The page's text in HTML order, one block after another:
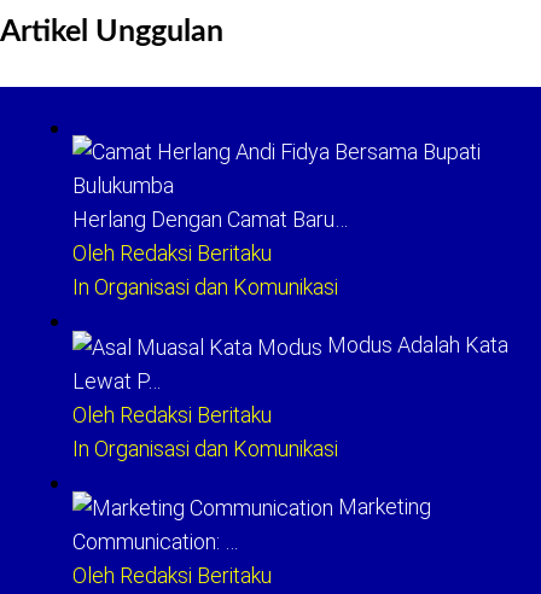
Artikel Unggulan
Herlang Dengan Camat Baru…
Oleh Redaksi Beritaku
In Organisasi dan Komunikasi
Modus Adalah Kata
Lewat P…
Oleh Redaksi Beritaku
In Organisasi dan Komunikasi
Marketing
Communication: …
Oleh Redaksi Beritaku